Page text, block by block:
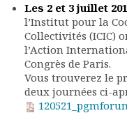
Les 2 et 3 juillet
l’Institut pour la
Collectivités (ICIC)
l’Action
Congrès de Paris.
Vous trouverez le
deux journées ci-